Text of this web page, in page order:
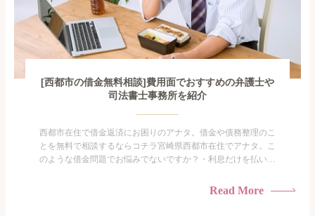
[西都市の借金無料相談]費用面でおすすめの弁護士や
司法書士事務所を紹介
西都市在住で借金返済にお困りのアナタ。借金や債務整理のこ
とを無料で相談するならコチラ宮崎県西都市在住でアナタ。こ
のような借金問題でお悩みでないですか？・利息だけを払い続
られたくない・借金の催促、取り立てで憂鬱になる。・闇金に
Read More